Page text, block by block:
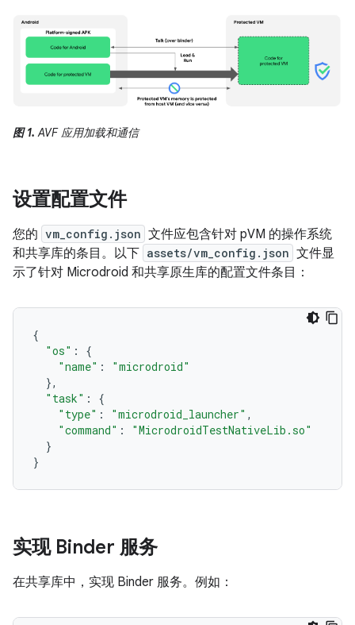
图 1. AVF 应用加载和通信
设置配置文件
您的 vm_config.json 文件应包含针对 pVM 的操作系统
和共享库的条目。以下 assets/vm_config.json 文件显
示了针对 Microdroid 和共享原生库的配置文件条目：
{
"os" :
{
"name" :
"microdroid"
},
"task" :
{
"type" : "microdroid_launcher" ,
"command" :
"MicrodroidTestNativeLib.so"
}
}
实现 Binder 服务
在共享库中，实现 Binder 服务。例如：